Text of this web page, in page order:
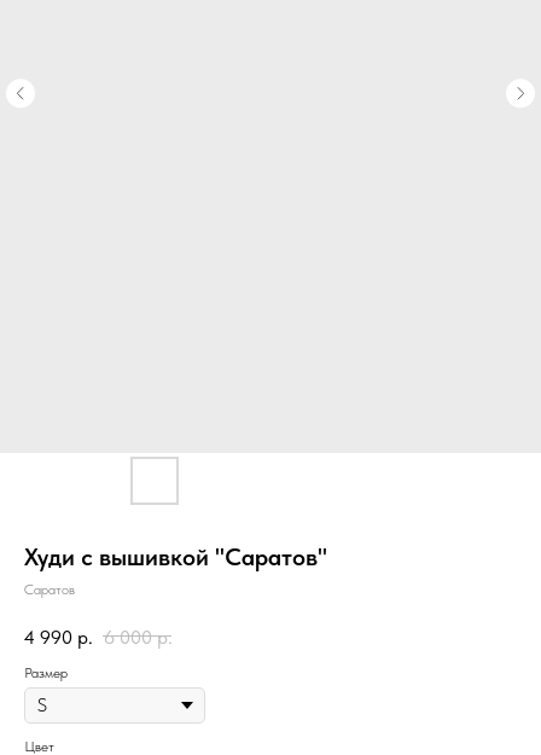
Худи с вышивкой "Саратов"
Саратов
4 990 р. 6 000 р.
Размер
Цвет